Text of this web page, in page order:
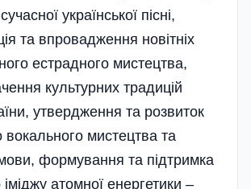
української пісні,
та впровадження новітніх
естрадного мистецтва,
культурних традицій
утвердження та розвиток
вока­льного мистецтва та
мови, формування та під­тримка
атомної енергетики –